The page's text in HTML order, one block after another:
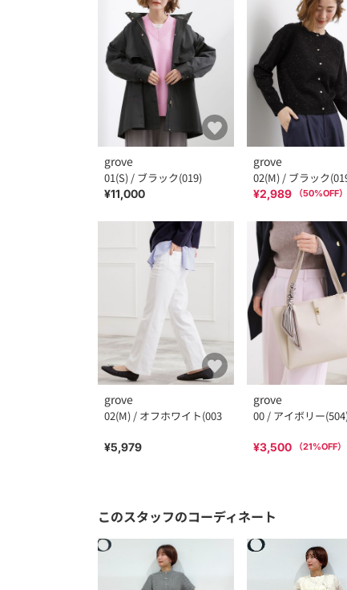
grove
01(S) / ブラック(019)
¥11,000
grove
02(M) / ブラック
¥2,989 （50%OFF）
grove
02(M) / オフホワイト(003
¥5,979
grove
00 / アイボリー
¥3,500 （21%OFF）
このスタッフのコーディネート